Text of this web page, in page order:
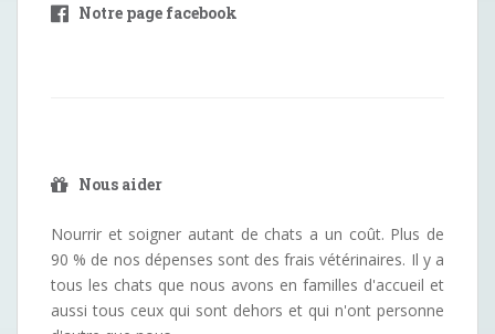
Notre page facebook
Nous aider
Nourrir et soigner autant de chats a un coût. Plus de
90 % de nos dépenses sont des frais vétérinaires. Il y a
tous les chats que nous avons en familles d'accueil et
aussi tous ceux qui sont dehors et qui n'ont personne